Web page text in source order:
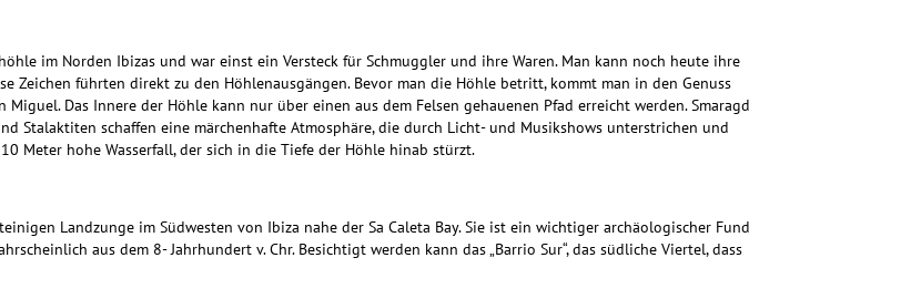
im Norden Ibizas und war einst ein Versteck für Schmuggler und ihre Waren. Man kann noch heute ihre
Zeichen führten direkt zu den Höhlenausgängen. Bevor man die Höhle betritt, kommt man in den Genuss
Das Innere der Höhle kann nur über einen aus dem Felsen gehauenen Pfad erreicht werden. Smaragd
Stalaktiten schaffen eine märchenhafte Atmosphäre, die durch Licht- und Musikshows unterstrichen und
Meter hohe Wasserfall, der sich in die Tiefe der Höhle hinab stürzt.
Landzunge im Südwesten von Ibiza nahe der Sa Caleta Bay. Sie ist ein wichtiger archäologischer Fund
aus dem 8-Jahrhundert v. Chr. Besichtigt werden kann das „Barrio Sur“, das südliche Viertel, dass